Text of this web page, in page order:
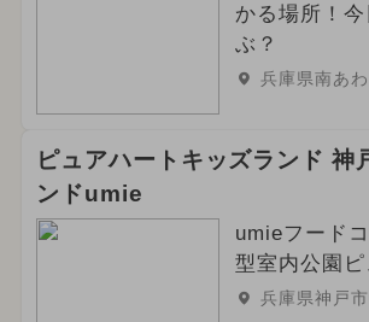
かる場所！
ぶ？
兵庫県南あ
ピュアハートキッズランド 神
ンドumie
umieフード
型室内公園ピ
兵庫県神戸